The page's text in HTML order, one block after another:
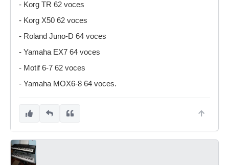
- Korg TR 62 voces
- Korg X50 62 voces
- Roland Juno-D 64 voces
- Yamaha EX7 64 voces
- Motif 6-7 62 voces
- Yamaha MOX6-8 64 voces.